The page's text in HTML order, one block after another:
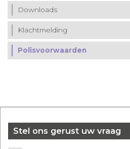
Downloads
Klachtmelding
Polisvoorwaarden
Stel ons gerust uw vraag